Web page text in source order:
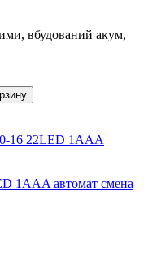
вбудований акум,
1AAA автомат смена